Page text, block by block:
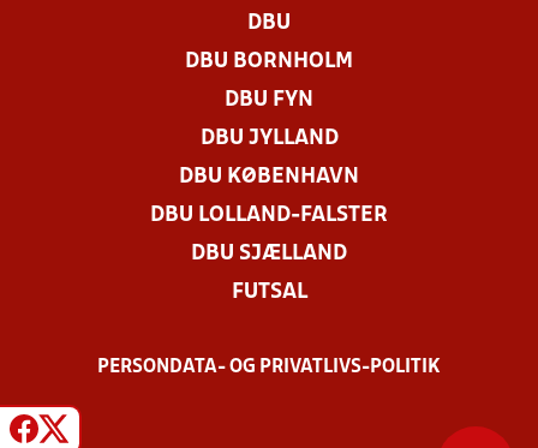
DBU
DBU BORNHOLM
DBU FYN
DBU JYLLAND
DBU KØBENHAVN
DBU LOLLAND-FALSTER
DBU SJÆLLAND
FUTSAL
PERSONDATA- OG PRIVATLIVS-POLITIK